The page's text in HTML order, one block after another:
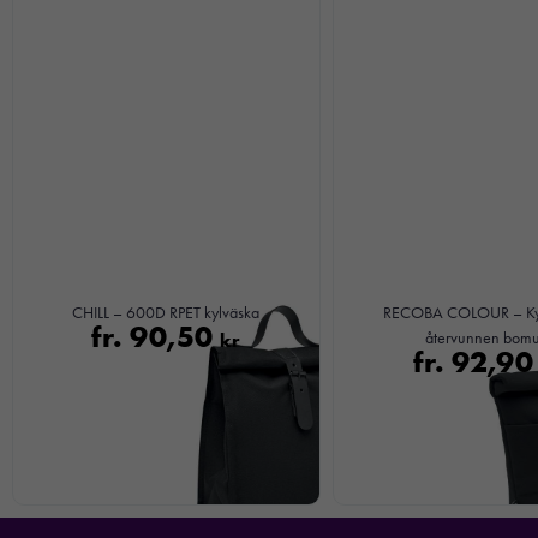
CHILL – 600D RPET kylväska
fr.90,50kr
RECOBA COLOUR –
återvunnen
fr.